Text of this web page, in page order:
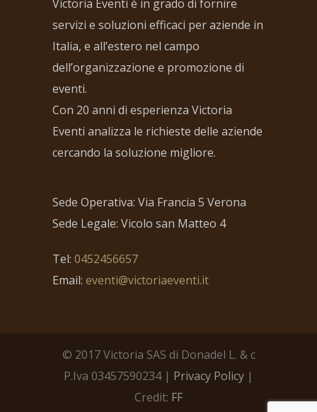
Victoria Eventi è in grado di fornire
servizi e soluzioni efficaci per aziende in
Italia, e all’estero nel campo
dell’organizzazione e promozione di
eventi.
Con 20 anni di esperienza Victoria
Eventi analizza le richieste delle aziende
cercando la soluzione migliore.
Sede Operativa: Via Francia 5 Verona
Sede Legale: Vicolo san Matteo 4
Tel: 0452456657
Email: eventi@victoriaeventi.it
© 2017 Victoria SAS di Donadel L. & c
P.Iva 03457590234 | Privacy Policy |
Credit: FF